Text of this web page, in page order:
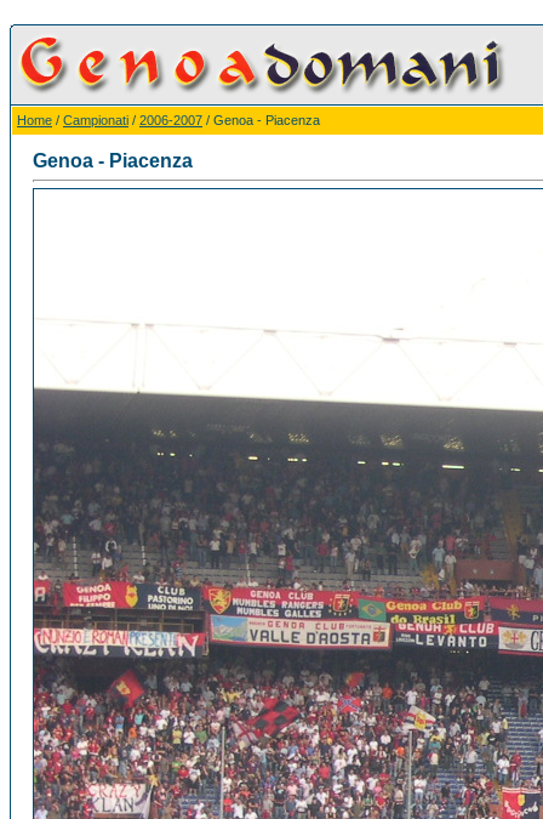
Home / Campionati / 2006-2007 / Genoa - Piacenza
Genoa - Piacenza